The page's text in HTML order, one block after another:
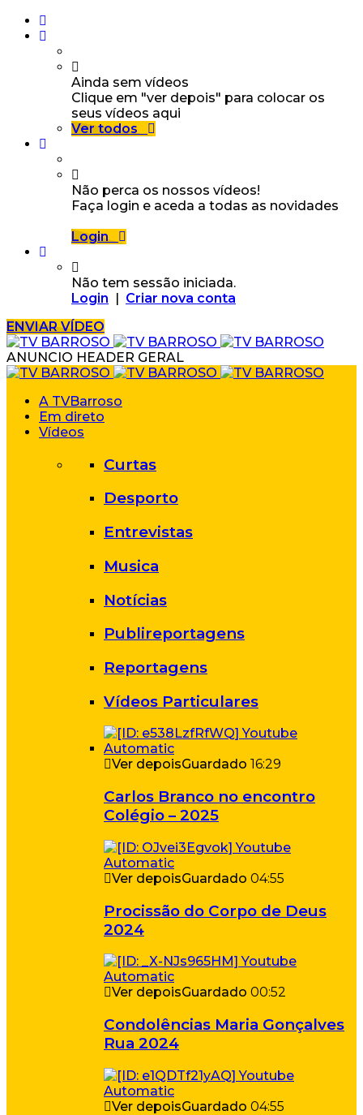
Ainda sem vídeos
Clique em "ver depois" para colocar os
seus vídeos aqui
Ver todos
Não perca os nossos vídeos!
Faça login e aceda a todas as novidades
Login
Não tem sessão iniciada.
Login | Criar nova conta
ENVIAR VÍDEO
ANUNCIO HEADER GERAL
A TVBarroso
Em direto
Vídeos
Curtas
Desporto
Entrevistas
Musica
Notícias
Publireportagens
Reportagens
Vídeos Particulares
Ver depoisGuardado 16:29
Carlos Branco no encontro
Colégio – 2025
Ver depoisGuardado 04:55
Procissão do Corpo de Deus
2024
Ver depoisGuardado 00:52
Condolências Maria Gonçalves
Rua 2024
Ver depoisGuardado 04:55